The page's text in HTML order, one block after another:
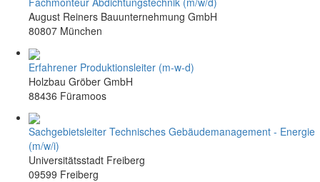
August Reiners Bauunternehmung GmbH
80807 München
Erfahrener Produktionsleiter (m-w-d)
Holzbau Gröber GmbH
88436 Füramoos
Sachgebietsleiter Technisches Gebäudemanagement - Energie
(m/w/i)
Universitätsstadt Freiberg
09599 Freiberg